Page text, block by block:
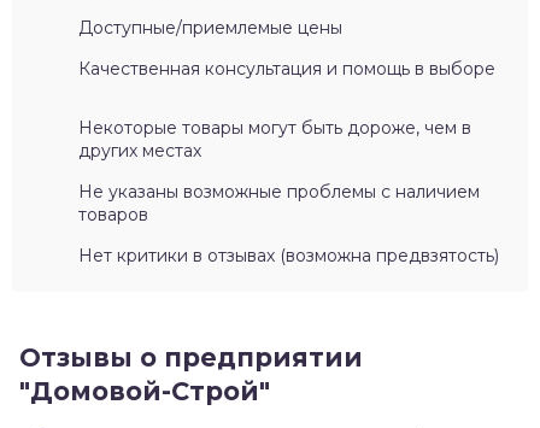
Доступные/приемлемые цены
Качественная консультация и помощь в выборе
Некоторые товары могут быть дороже, чем в
других местах
Не указаны возможные проблемы с наличием
товаров
Нет критики в отзывах (возможна предвзятость)
Отзывы о предприятии
"Домовой-Строй"